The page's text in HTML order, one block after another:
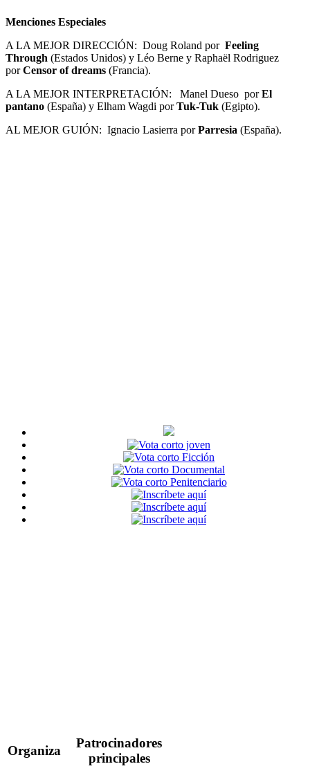
Menciones Especiales
A LA MEJOR DIRECCIÓN: Doug Roland por Feeling
Through (Estados Unidos) y Léo Berne y Raphaël Rodriguez
porCensor of dreams (Francia).
A LA MEJOR INTERPRETACIÓN: Manel Dueso porEl
pantano (España) y Elham Wagdi porTuk-Tuk (Egipto).
AL MEJOR GUIÓN: Ignacio Lasierra porParresia (España).
Organiza
Patrocinadores
principales